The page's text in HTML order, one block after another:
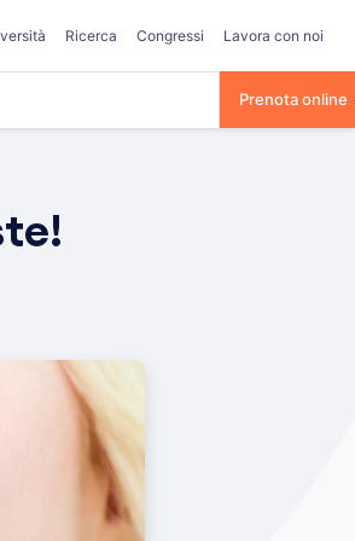
Ricerca Congressi Lavora con noi
Prenota online